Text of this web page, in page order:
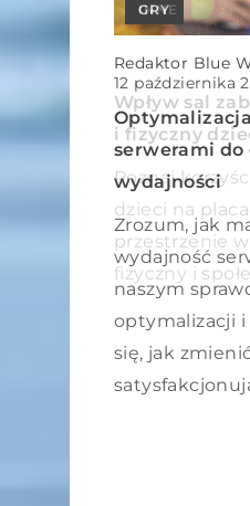
Redaktor Blue
Jak wybrać
sklepu
możliwości
dostępnych
online, aby
odpowiednią
swoich
GRY
Redaktor Blue
12 października
serwerami
wydajności
Zrozum, jak
wydajność
naszym
optymalizacji i
się, jak
INNE
Redaktor Blue
Wpływ sal
i fizyczny
Poznaj
dzieci na
przestrzenie
fizyczny i